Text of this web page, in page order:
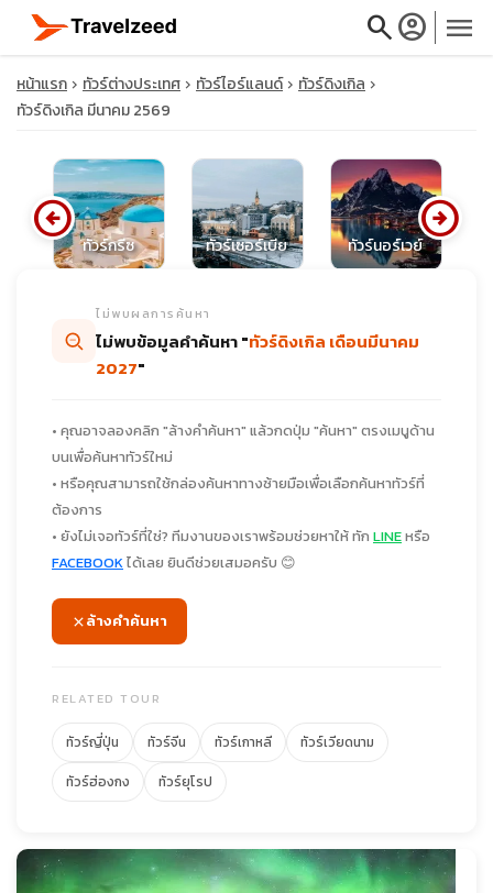
searchaccount_circle menu
close
travel_explore
หน้าแรก ทัวร์ต่างประเทศ ทัวร์ไอร์แลนด์
ทัวร์ดิงเกิล
ทัวร์ดิงเกิล มีนาคม 2569
ทัวร์กรีซ ทัวร์เซอร์เบีย ทัวร์นอร์เวย์
arrow_circle_left arrow_circle_right
ไม่พบผลการค้นหา
ไม่พบข้อมูลคำค้นหา "ทัวร์ดิงเกิล เดือนมีนาคม
2027"
• คุณอาจลองคลิก "ล้างคำค้นหา" แล้วกดปุ่ม "ค้นหา" ตรงเมนูด้าน
บนเพื่อค้นหาทัวร์ใหม่
• หรือคุณสามารถใช้กล่องค้นหาทางซ้ายมือเพื่อเลือกค้นหาทัวร์ที่
ต้องการ
• ยังไม่เจอทัวร์ที่ใช่? ทีมงานของเราพร้อมช่วยหาให้ ทัก LINEหรือ
FACEBOOKได้เลย ยินดีช่วยเสมอครับ 😊
ล้างคำค้นหา
RELATED TOUR
ทัวร์ญี่ปุ่น ทัวร์จีน ทัวร์เกาหลี
ทัวร์เวียดนาม
ทัวร์ฮ่องกง
ทัวร์ยุโรป